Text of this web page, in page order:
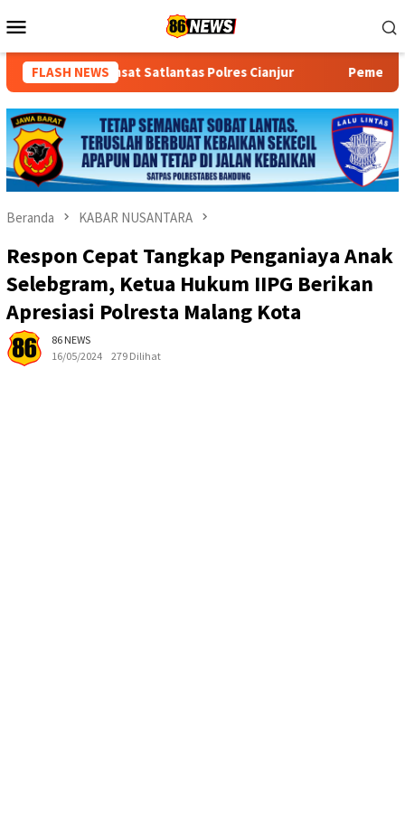
ke
Mobile
FLASH NEWS
Polres Cianjur Pemeriksaan Personel di Aceh,
Beranda KABAR NUSANTARA
Respon Cepat Tangkap Penganiaya Anak
Selebgram, Ketua Hukum IIPG Berikan
Apresiasi Polresta Malang Kota
86 NEWS
16/05/2024
279 Dilihat